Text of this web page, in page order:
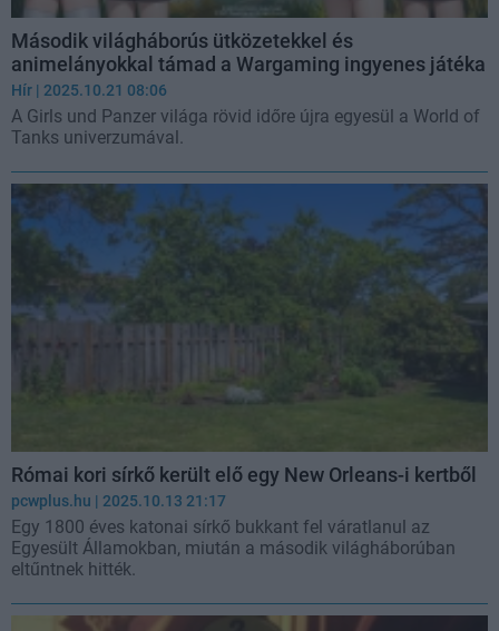
Második világháborús ütközetekkel és
animelányokkal támad a Wargaming ingyenes játéka
Hír | 2025.10.21 08:06
A Girls und Panzer világa rövid időre újra egyesül a World of
Tanks univerzumával.
Római kori sírkő került elő egy New Orleans-i kertből
pcwplus.hu | 2025.10.13 21:17
Egy 1800 éves katonai sírkő bukkant fel váratlanul az
Egyesült Államokban, miután a második világháborúban
eltűntnek hitték.